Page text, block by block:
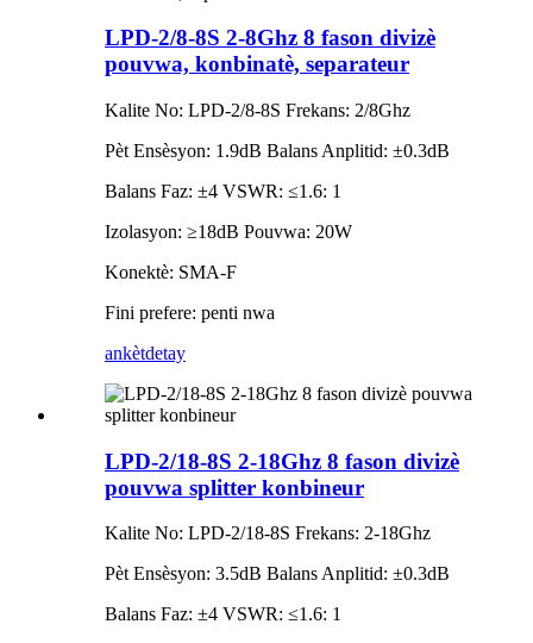
LPD-2/8-8S 2-8Ghz 8 fason divizè
pouvwa, konbinatè, separateur
Kalite No: LPD-2/8-8S Frekans: 2/8Ghz
Pèt Ensèsyon: 1.9dB Balans Anplitid: ±0.3dB
Balans Faz: ±4 VSWR: ≤1.6: 1
Izolasyon: ≥18dB Pouvwa: 20W
Konektè: SMA-F
Fini prefere: penti nwa
ankètdetay
LPD-2/18-8S 2-18Ghz 8 fason divizè
pouvwa splitter konbineur
Kalite No: LPD-2/18-8S Frekans: 2-18Ghz
Pèt Ensèsyon: 3.5dB Balans Anplitid: ±0.3dB
Balans Faz: ±4 VSWR: ≤1.6: 1